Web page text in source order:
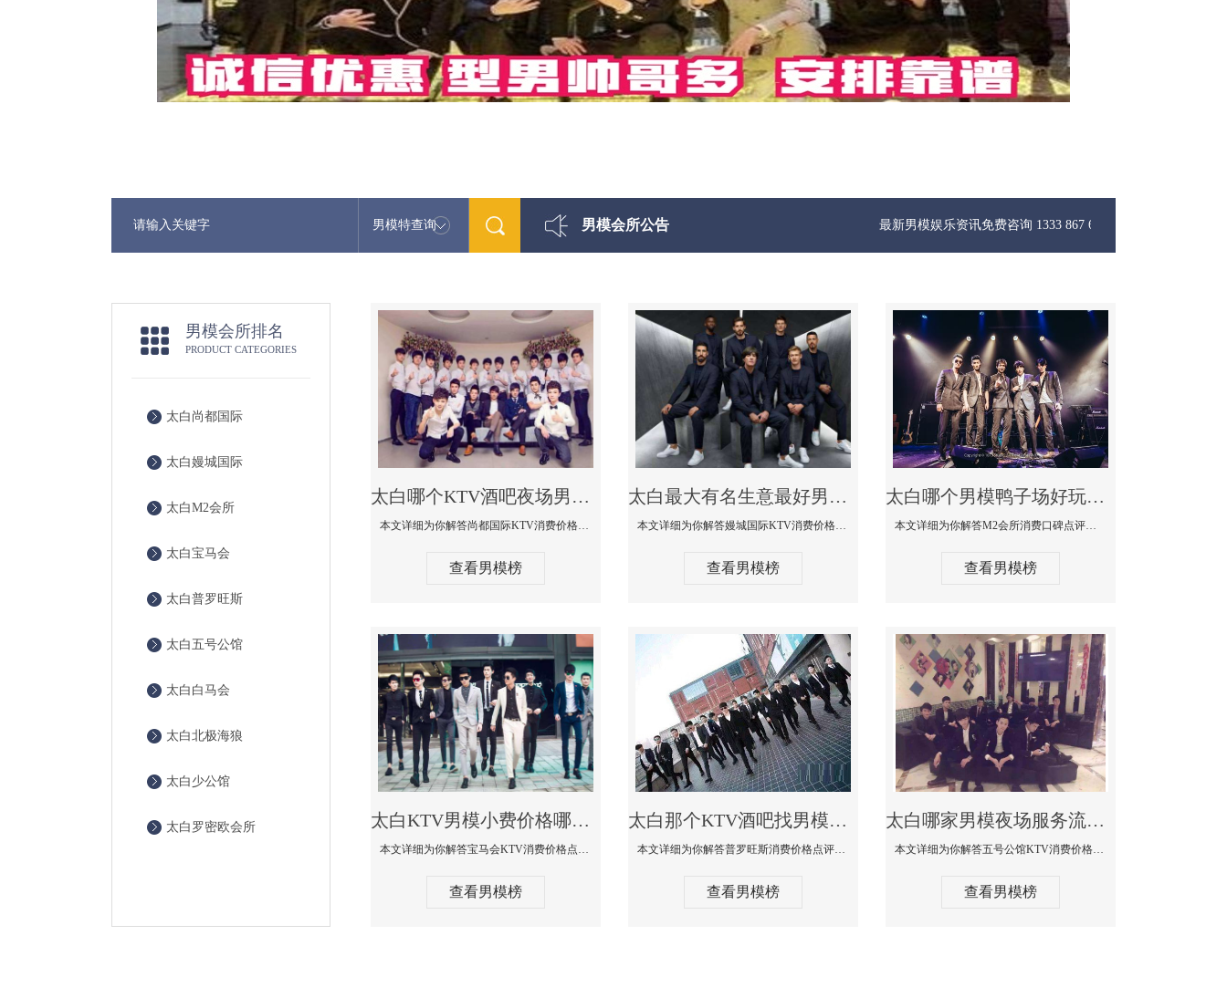
男模特查询 男模会所公告 最新男模娱乐资讯免费咨询 1333 867 6881微信同步
男模会所排名
PRODUCT CATEGORIES
太白尚都国际
太白嫚城国际
太白M2会所
太白宝马会
太白普罗旺斯
太白五号公馆
太白白马会
太白北极海狼
太白少公馆
太白罗密欧会所
太白哪个KTV酒吧夜场男模公关型男最帅-尚都国际KTV消费价格点评
本文详细为你解答尚都国际KTV消费价格点评，更多关于哪个KTV酒吧夜场男模公关型男最帅免费咨询1333 867 6881微信同步
查看男模榜
太白最大有名生意最好男模少爷场KTV体验-嫚城国际KTV消费价格点评
本文详细为你解答嫚城国际KTV消费价格口碑点评，更多关于最大有名生意最好男模少爷场KTV体验免费咨询1333 867 6881微信同步！
查看男模榜
太白哪个男模鸭子场好玩陪酒服务好-M2会所KTV消费口碑点评
本文详细为你解答M2会所消费口碑点评，更多关于哪个男模鸭子场好玩陪酒服务好免费咨询1333 867 6881微信同步！
查看男模榜
太白KTV男模小费价格哪家便宜-宝马会KTV消费口碑点评
本文详细为你解答宝马会KTV消费价格点评，更多关于KTV男模小费价格哪家便宜免费咨询1333 867 6881微信同步！
查看男模榜
太白那个KTV酒吧找男模帅哥男妓多-普罗旺斯KTV真实口碑点评
本文详细为你解答普罗旺斯消费价格点评，更多关于那个KTV酒吧找男模帅哥最多免费咨询1333 867 6881微信同步！
查看男模榜
太白哪家男模夜场服务流程全面-五号公馆KTV消费价格点评
本文详细为你解答五号公馆KTV消费价格，更多关于哪家男模夜场服务流程全面免费咨询1333 867 6881微信同步！
查看男模榜